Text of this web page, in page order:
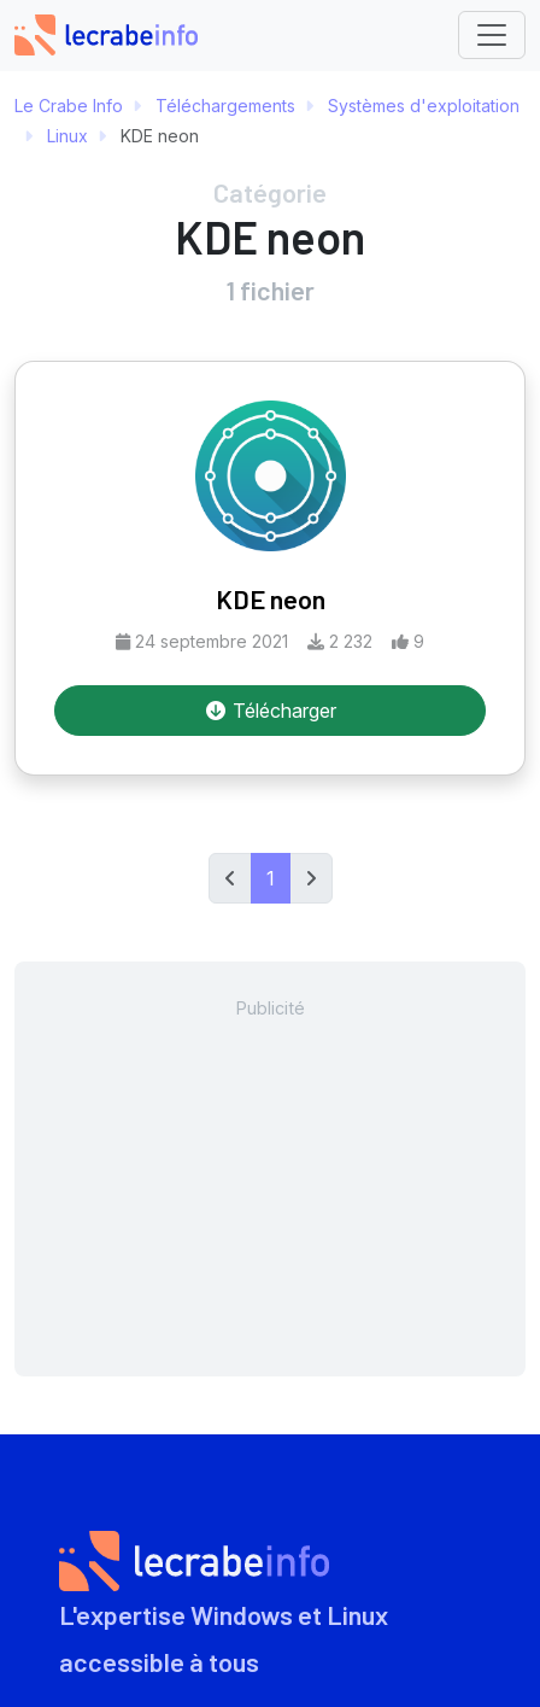
Le Crabe Info Téléchargements
Systèmes d'exploitation
Linux
KDE neon
Catégorie
KDE neon
1 fichier
KDE neon
24 septembre 2021 2 232 9
Télécharger
1
L'expertise Windows et Linux
accessible à tous